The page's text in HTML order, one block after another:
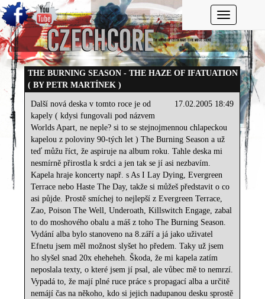
Toggle
THE BURNING SEASON - THE HAZE OF IFATUATION
( BY PETR MARTÍNEK )
17.02.2005 18:49
Další nová deska v tomto roce je od
kapely ( kdysi fungovali pod názvem
Worlds Apart, ne neple? si to se stejnojmennou chlapeckou
kapelou z poloviny 90-tých let ) The Burning Season a už
teď můžu říct, že aspiruje na album roku. Tahle deska mi
nesmírně přirostla k srdci a jen tak se jí asi nezbavím.
Kapela hraje koncerty např. s As I Lay Dying, Evergreen
Terrace nebo Haste The Day, takže si můžeš představit o co
asi půjde. Prostě smíchej to nejlepší z Evergreen Terrace,
Zao, Poison The Well, Underoath, Killswitch Engage, zabal
to do moshového obalu a máš z toho The Burning Season.
Vydání alba bylo stanoveno na 8.září a já jako uživatel
Efnetu jsem měl možnost slyšet ho předem. Taky už jsem
ho slyšel snad 20x eheheheh. Škoda, že mi kapela zatím
neposlala texty, o které jsem jí psal, ale vůbec mě to nemrzí.
Vypadá to, že mají plné ruce práce s propagací alba a určitě
nemájí čas na někoho, kdo si jejich nadupanou desku sprostě